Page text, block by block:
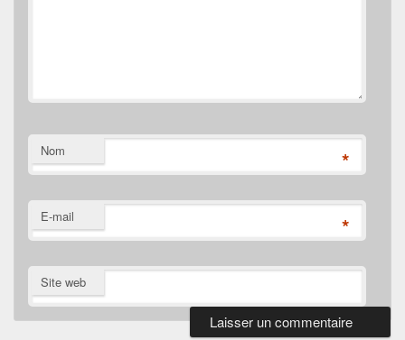
Nom *
E-mail *
Site web